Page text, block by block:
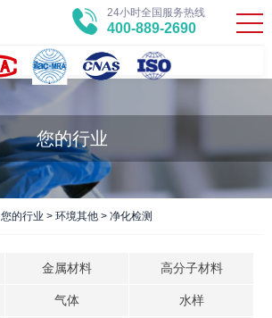
24小时全国服务热线
400-889-2690
您的行业
您的行业 > 环境其他 > 净化检测
金属材料 高分子材料
气体 水样